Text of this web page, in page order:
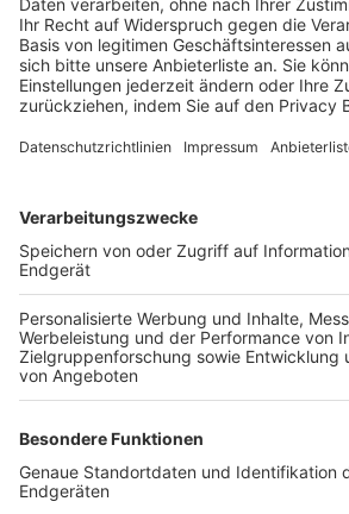
Trainerbörse
Login SpielPlus
FOLGE DEM BFV
TOP-VEREINE
TOP-PARTNER